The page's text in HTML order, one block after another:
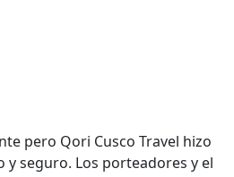
pero Qori Cusco Travel hizo
seguro. Los porteadores y el